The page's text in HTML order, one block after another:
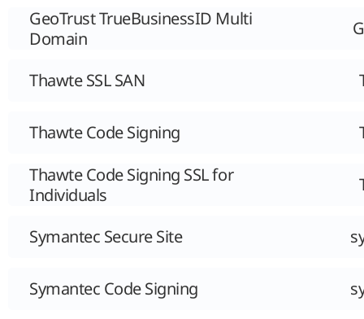
GeoTrust TrueBusinessID Multi
Domain
Thawte SSL SAN
Thawte Code Signing
Thawte Code Signing SSL for
Individuals
Symantec Secure Site
Symantec Code Signing